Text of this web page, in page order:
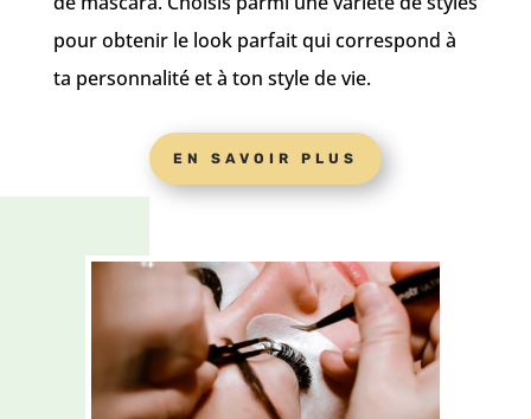
pour obtenir le look parfait qui correspond à
ta personnalité et à ton style de vie.
EN SAVOIR PLUS